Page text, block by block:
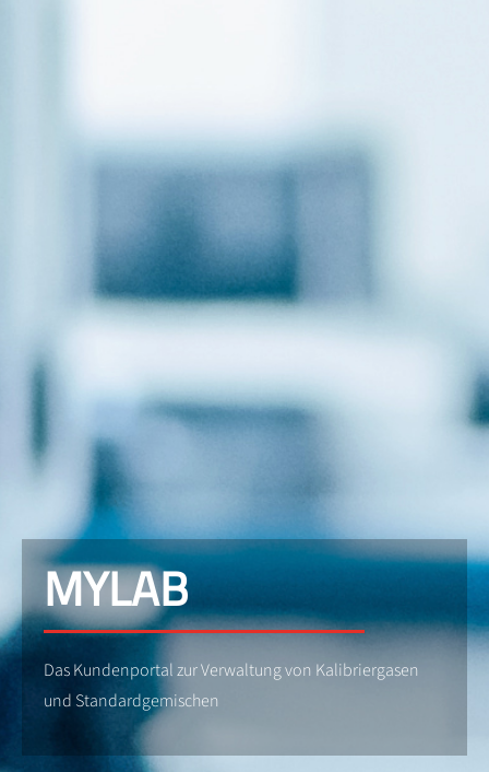
MYLAB
Das Kundenportal zur Verwaltung von Kalibriergasen
und Standardgemischen